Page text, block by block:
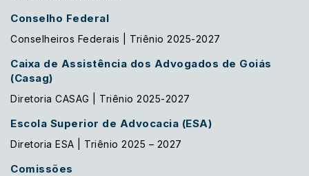
Conselho Federal
Conselheiros Federais | Triênio 2025-2027
Caixa de Assistência dos Advogados de Goiás
(Casag)
Diretoria CASAG | Triênio 2025-2027
Escola Superior de Advocacia (ESA)
Diretoria ESA | Triênio 2025 – 2027
Comissões